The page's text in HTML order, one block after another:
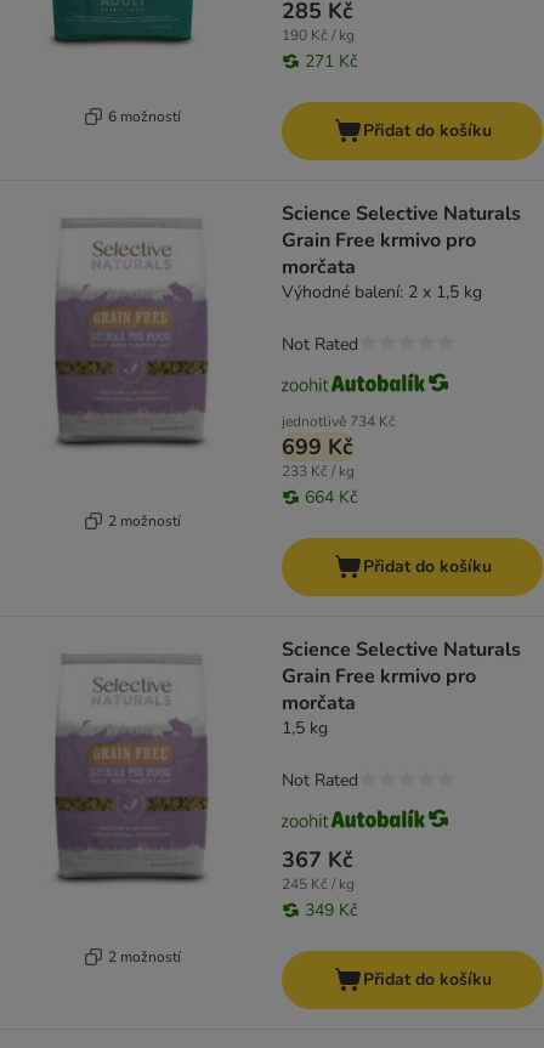
6 možností
285 Kč
190 Kč / kg
271 Kč
Přidat do košíku
2 možností
Science Selective Naturals
Grain Free krmivo pro
morčata
Výhodné balení: 2 x 1,5 kg
jednotlivě 734 Kč
699 Kč
233 Kč / kg
664 Kč
Not Rated
Přidat do košíku
2 možností
Science Selective Naturals
Grain Free krmivo pro
morčata
1,5 kg
367 Kč
245 Kč / kg
349 Kč
Not Rated
Přidat do košíku